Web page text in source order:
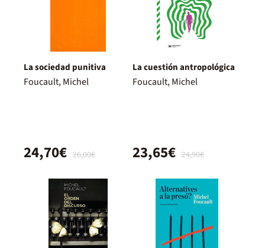
La sociedad punitiva
Foucault, Michel
26,00€
24,70€
La cuestión antropológica
Foucault, Michel
24,90€
23,65€